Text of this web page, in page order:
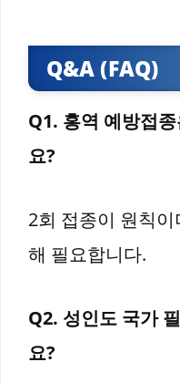
Q&A (FAQ)
Q1. 홍역 예방접
요?
2회 접종이 원칙
해 필요합니다.
Q2. 성인도 국가
요?